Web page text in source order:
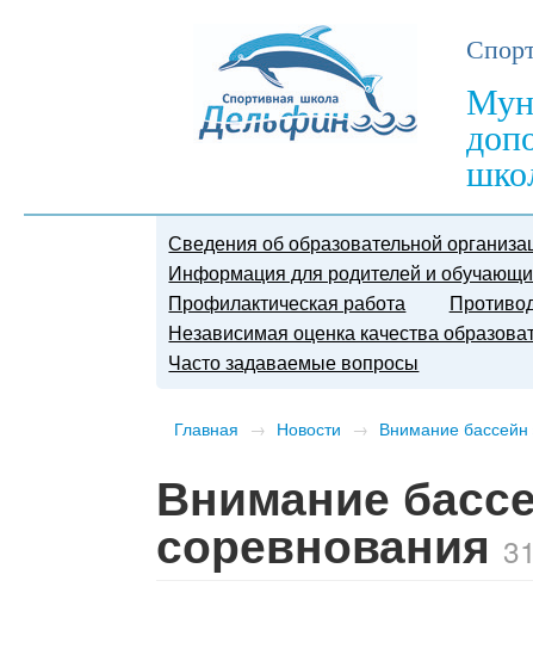
Сведения об образовательной
Информация для родителей и
Профилактическая работа
Независимая оценка качества
Часто задаваемые вопросы
Главная → Новости → Внимание бассейн
Внимание
соревнования